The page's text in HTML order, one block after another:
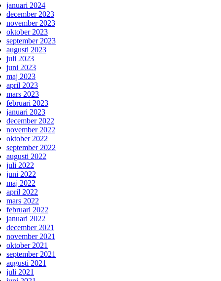
januari 2024
december 2023
november 2023
oktober 2023
september 2023
augusti 2023
juli 2023
juni 2023
maj 2023
april 2023
mars 2023
februari 2023
januari 2023
december 2022
november 2022
oktober 2022
september 2022
augusti 2022
juli 2022
juni 2022
maj 2022
april 2022
mars 2022
februari 2022
januari 2022
december 2021
november 2021
oktober 2021
september 2021
augusti 2021
juli 2021